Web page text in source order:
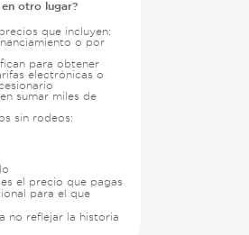
otro lugar?
que incluyen:
o por
para obtener
electrónicas o
sumar miles de
sin rodeos:
el precio que pagas
para el que
no reflejar la historia